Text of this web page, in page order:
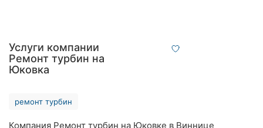
Хмельницкий
Услуги компании
Ремонт турбин на
Юковка
ремонт турбин
Компания Ремонт турбин на Юковке в Виннице